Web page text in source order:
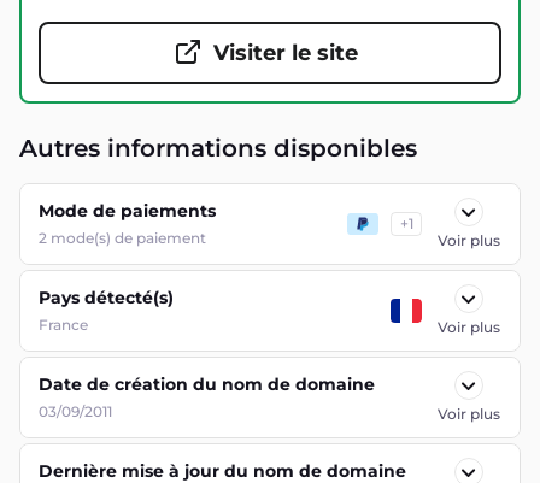
Visiter le site
Autres informations disponibles
Mode de paiements
2 mode(s) de paiement
+1
Voir plus
Pays détecté(s)
France Voir plus
Date de création du nom de domaine
03/09/2011 Voir plus
Dernière mise à jour du nom de domaine